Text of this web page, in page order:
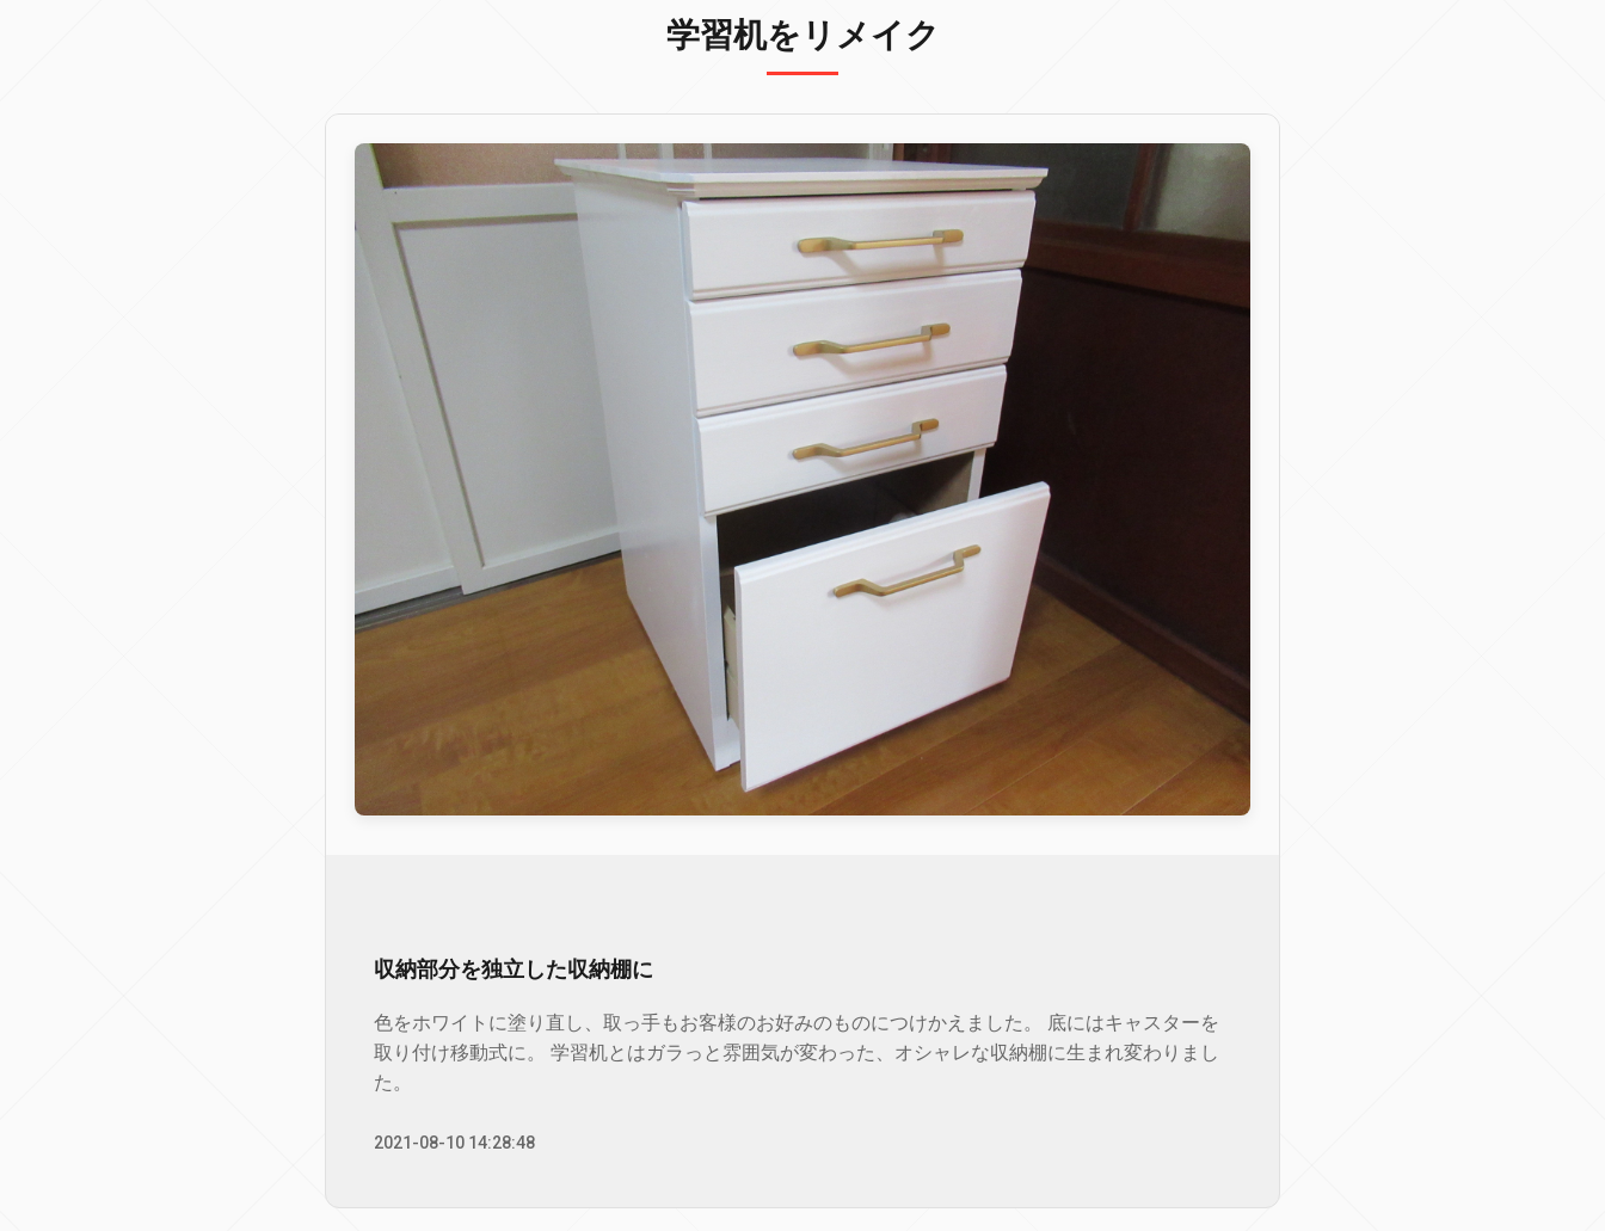
学習机をリメイク
収納部分を独立した収納棚に
色をホワイトに塗り直し、取っ手もお客様のお好みのものにつけかえました。 底にはキャスターを
取り付け移動式に。 学習机とはガラっと雰囲気が変わった、オシャレな収納棚に生まれ変わりまし
た。
2021-08-10 14:28:48